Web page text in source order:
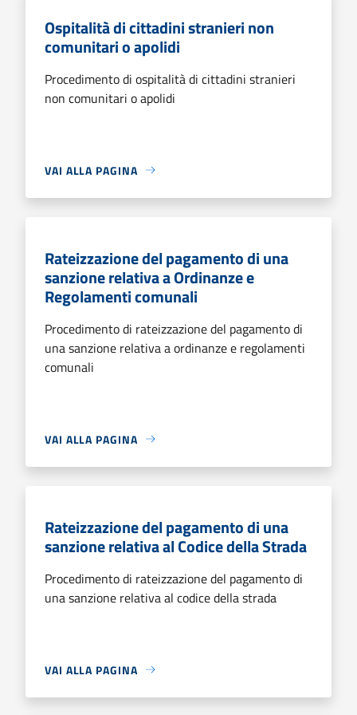
Ospitalità di cittadini stranieri non
comunitari o apolidi
Procedimento di ospitalità di cittadini stranieri
non comunitari o apolidi
VAI ALLA PAGINA
Rateizzazione del pagamento di una
sanzione relativa a Ordinanze e
Regolamenti comunali
Procedimento di rateizzazione del pagamento di
una sanzione relativa a ordinanze e regolamenti
comunali
VAI ALLA PAGINA
Rateizzazione del pagamento di una
sanzione relativa al Codice della Strada
Procedimento di rateizzazione del pagamento di
una sanzione relativa al codice della strada
VAI ALLA PAGINA